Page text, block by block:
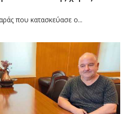
που κατασκεύασε ο...